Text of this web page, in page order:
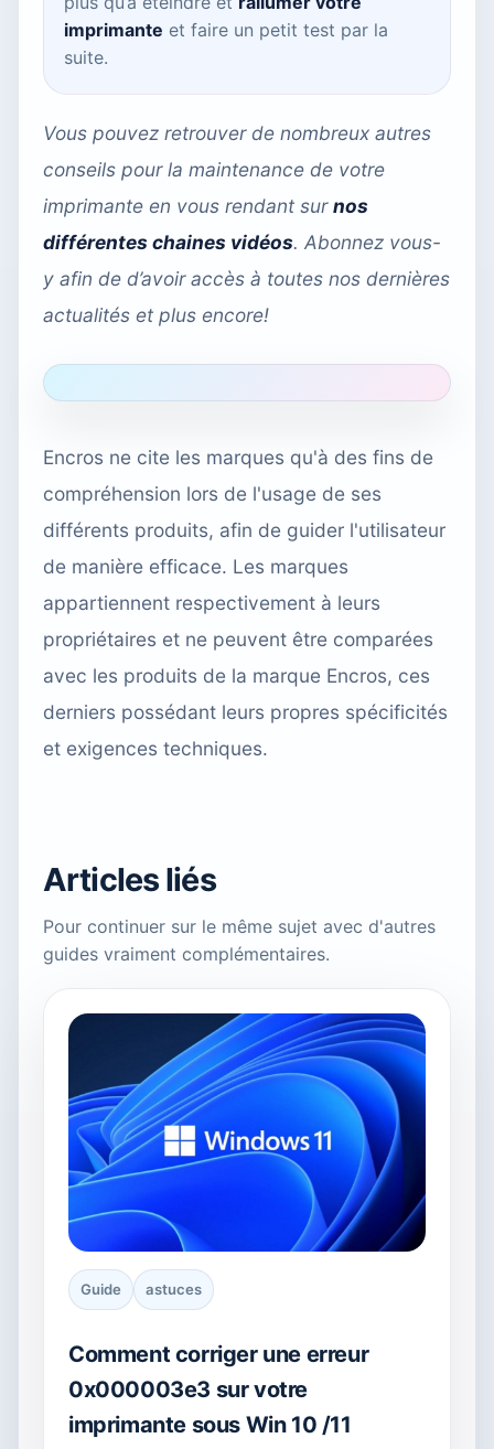
imprimante et faire un petit test par la
suite.
Vous pouvez retrouver de nombreux autres
conseils pour la maintenance de votre
imprimante en vous rendant surnos
différentes chaines vidéos. Abonnez vous-
y afin de d’avoir accès à toutes nos dernières
actualités et plus encore!
Encros ne cite les marques qu'à des fins de
compréhension lors de l'usage de ses
différents produits, afin de guider l'utilisateur
de manière efficace. Les marques
appartiennent respectivement à leurs
propriétaires et ne peuvent être comparées
avec les produits de la marque Encros, ces
derniers possédant leurs propres spécificités
et exigences techniques.
Articles liés
Pour continuer sur le même sujet avec d'autres
guides vraiment complémentaires.
Guide astuces
Comment corriger une erreur
0x000003e3 sur votre
imprimante sous Win 10 /11